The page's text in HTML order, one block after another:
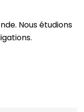
Nous étudions